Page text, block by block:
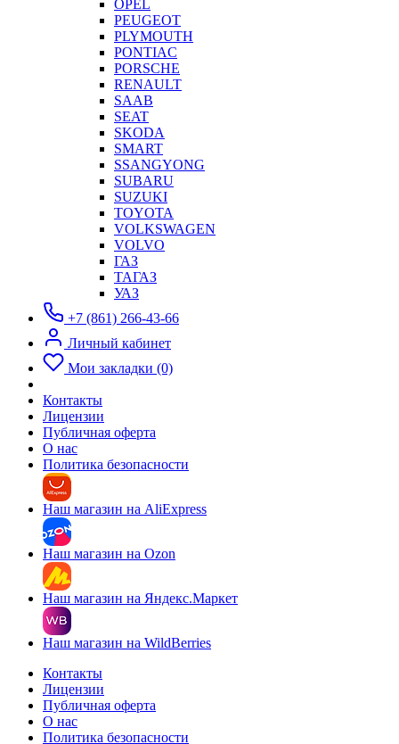
OPEL
PEUGEOT
PLYMOUTH
PONTIAC
PORSCHE
RENAULT
SAAB
SEAT
SKODA
SMART
SSANGYONG
SUBARU
SUZUKI
TOYOTA
VOLKSWAGEN
VOLVO
ГАЗ
ТАГАЗ
УАЗ
+7 (861) 266-43-66
Личный кабинет
Мои закладки (0)
Контакты
Лицензии
Публичная оферта
О нас
Политика безопасности
Наш магазин на AliExpress
Наш магазин на Ozon
Наш магазин на Яндекс.Маркет
Наш магазин на WildBerries
Контакты
Лицензии
Публичная оферта
О нас
Политика безопасности